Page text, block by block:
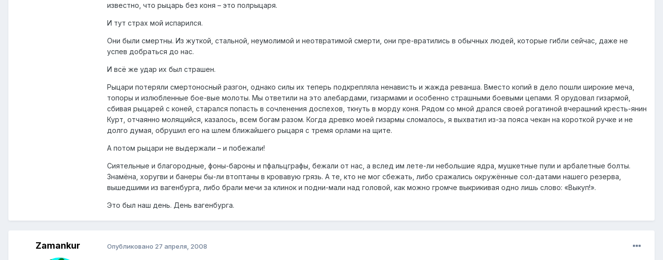
известно, что рыцарь без коня – это полрыцаря.
И тут страх мой испарился.
Они были смертны. Из жуткой, стальной, неумолимой и неотвратимой смерти, они пре-вратились в обычных людей, которые гибли сейчас, даже не
успев добраться до нас.
И всё же удар их был страшен.
Рыцари потеряли смертоносный разгон, однако силы их теперь подкрепляла ненависть и жажда реванша. Вместо копий в дело пошли широкие меча,
топоры и излюбленные бое-вые молоты. Мы ответили на это алебардами, гизармами и особенно страшными боевыми цепами. Я орудовал гизармой,
сбивая рыцарей с коней, старался попасть в сочленения доспехов, ткнуть в морду коня. Рядом со мной дрался своей рогатиной вчерашний кресть-янин
Курт, отчаянно молящийся, казалось, всем богам разом. Когда древко моей гизармы сломалось, я выхватил из-за пояса чекан на короткой ручке и не
долго думая, обрушил его на шлем ближайшего рыцаря с тремя орлами на щите.
А потом рыцари не выдержали – и побежали!
Сиятельные и благородные, фоны-бароны и пфальцграфы, бежали от нас, а вслед им лете-ли небольшие ядра, мушкетные пули и арбалетные болты.
Знамёна, хоругви и банеры бы-ли втоптаны в кровавую грязь. А те, кто не мог сбежать, либо сражались окружённые сол-датами нашего резерва,
вышедшими из вагенбурга, либо брали мечи за клинок и подни-мали над головой, как можно громче выкрикивая одно лишь слово: «Выкуп!».
Это был наш день. День вагенбурга.
Zamankur Опубликовано 27 апреля, 2008